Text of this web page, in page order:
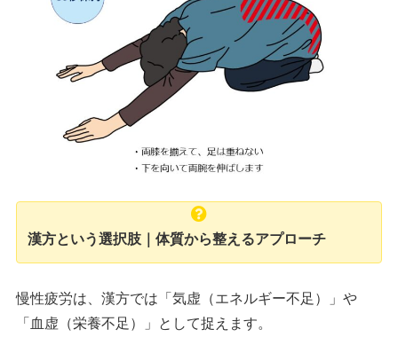
漢方という選択肢｜体質から整えるアプローチ
慢性疲労は、漢方では「気虚（エネルギー不足）」や
「血虚（栄養不足）」として捉えます。